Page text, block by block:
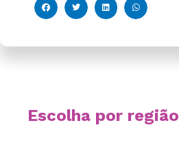
Escolha por região